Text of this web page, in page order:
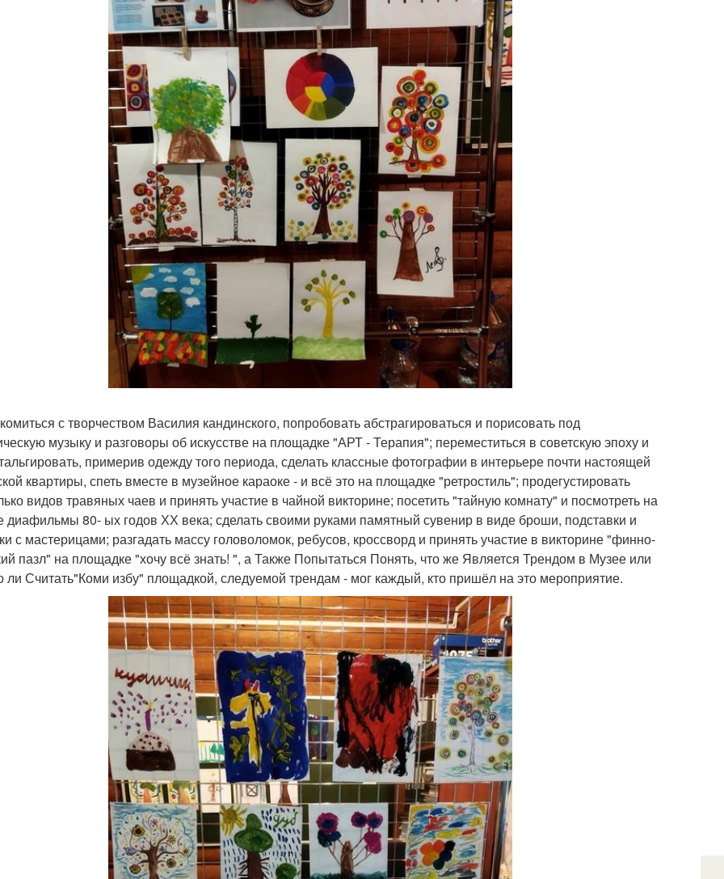
с творчеством Василия кандинского, попробовать абстрагироваться и порисовать под
музыку и разговоры об искусстве на площадке "АРТ - Терапия"; переместиться в советскую эпоху и
примерив одежду того периода, сделать классные фотографии в интерьере почти настоящей
квартиры, спеть вместе в музейное караоке - и всё это на площадке "ретростиль"; продегустировать
видов травяных чаев и принять участие в чайной викторине; посетить "тайную комнату" и посмотреть на
диафильмы 80- ых годов ХХ века; сделать своими руками памятный сувенир в виде броши, подставки и
с мастерицами; разгадать массу головоломок, ребусов, кроссворд и принять участие в викторине "финно-
пазл" на площадке "хочу всё знать! ", а Также Попытаться Понять, что же Является Трендом в Музее или
Считать"Коми избу" площадкой, следуемой трендам - мог каждый, кто пришёл на это мероприятие.